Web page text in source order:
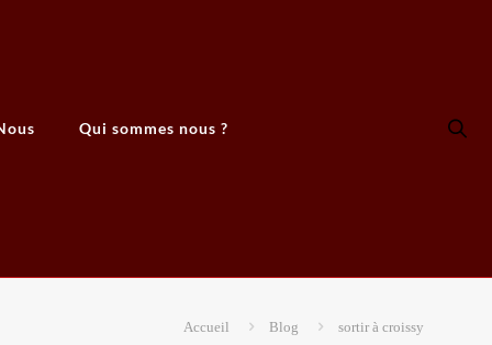
Qui sommes nous ?
Accueil Blog sortir à croissy